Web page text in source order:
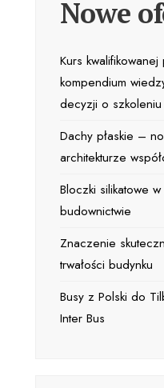
Nowe
Kurs
kompendium
decyzji o szkoleniu
Dachy płaskie –
architekturze
Bloczki silikatowe
budownictwie
Znaczenie
trwałości budynku
Busy z Polski do
Inter Bus